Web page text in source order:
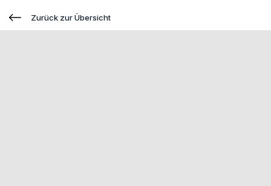
Zurück zur Übersicht